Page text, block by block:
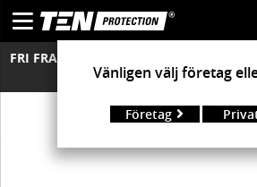
FRI FRAKT ÖVER 850 KR FRIA
ALLA MODELLER
Vänligen välj företag
Företag